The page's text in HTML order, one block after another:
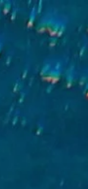
FRANÇAIS